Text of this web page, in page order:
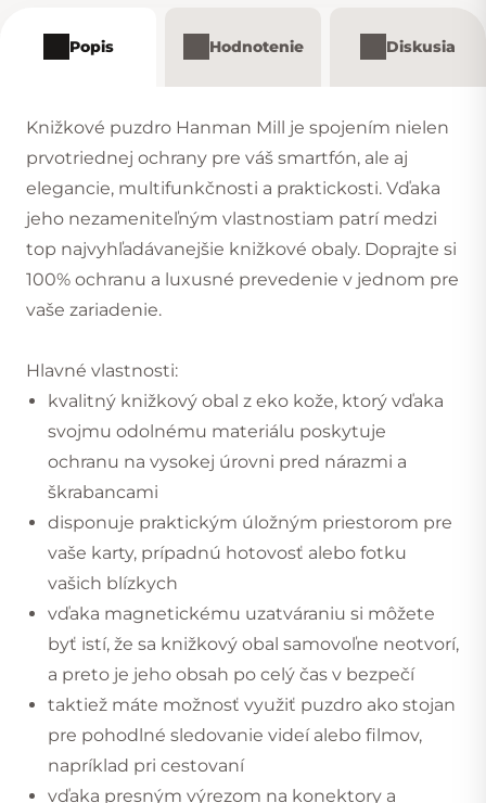
Popis Hodnotenie Diskusia
Knižkové puzdro Hanman Mill je spojením nielen
prvotriednej ochrany pre váš smartfón, ale aj
elegancie, multifunkčnosti a praktickosti. Vďaka
jeho nezameniteľným vlastnostiam patrí medzi
top najvyhľadávanejšie knižkové obaly. Doprajte si
100% ochranu a luxusné prevedenie v jednom pre
vaše zariadenie.
Hlavné vlastnosti:
kvalitný knižkový obal z eko kože, ktorý vďaka
svojmu odolnému materiálu poskytuje
ochranu na vysokej úrovni pred nárazmi a
škrabancami
disponuje praktickým úložným priestorom pre
vaše karty, prípadnú hotovosť alebo fotku
vašich blízkych
vďaka magnetickému uzatváraniu si môžete
byť istí, že sa knižkový obal samovoľne neotvorí,
a preto je jeho obsah po celý čas v bezpečí
taktiež máte možnosť využiť puzdro ako stojan
pre pohodlné sledovanie videí alebo filmov,
napríklad pri cestovaní
vďaka presným výrezom na konektory a